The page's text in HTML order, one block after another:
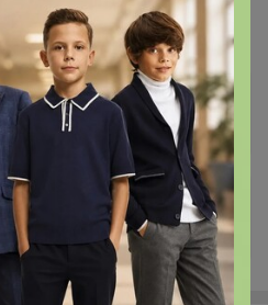
и аромамасла
+1.5K